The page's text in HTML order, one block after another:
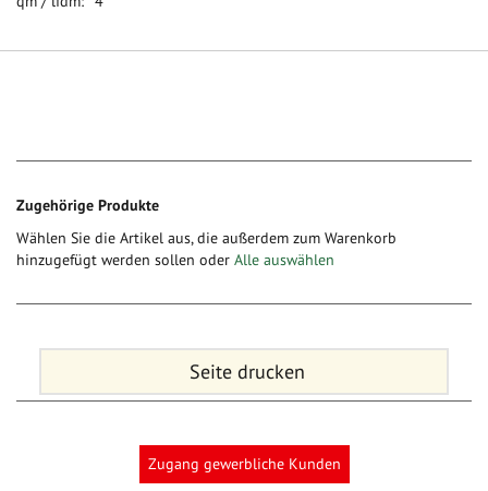
Zugehörige Produkte
Wählen Sie die Artikel aus, die außerdem zum Warenkorb
hinzugefügt werden sollen oder Alle auswählen
Seite drucken
Zugang gewerbliche Kunden